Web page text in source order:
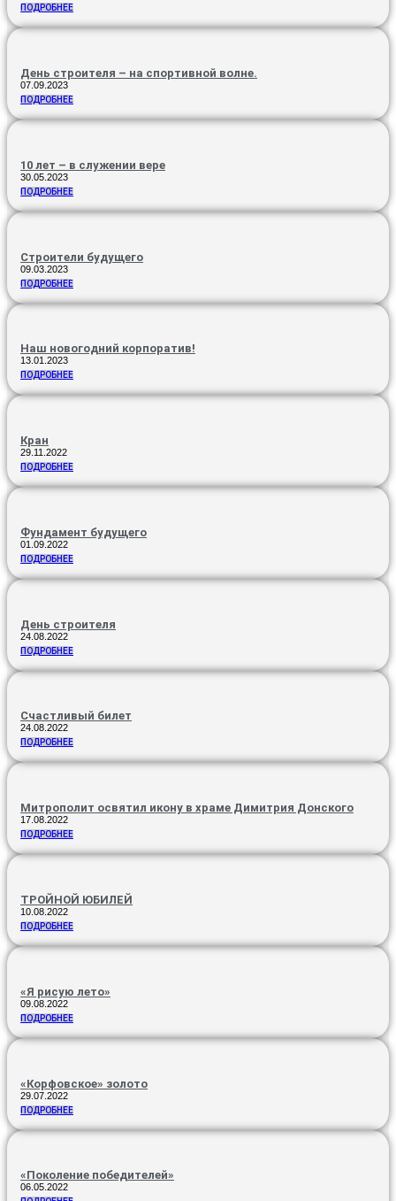
ПОДРОБНЕЕ
День строителя – на спортивной волне.
07.09.2023
ПОДРОБНЕЕ
10 лет – в служении вере
30.05.2023
ПОДРОБНЕЕ
Строители будущего
09.03.2023
ПОДРОБНЕЕ
Наш новогодний корпоратив!
13.01.2023
ПОДРОБНЕЕ
Кран
29.11.2022
ПОДРОБНЕЕ
Фундамент будущего
01.09.2022
ПОДРОБНЕЕ
День строителя
24.08.2022
ПОДРОБНЕЕ
Счастливый билет
24.08.2022
ПОДРОБНЕЕ
Митрополит освятил икону в храме Димитрия Донского
17.08.2022
ПОДРОБНЕЕ
ТРОЙНОЙ ЮБИЛЕЙ
10.08.2022
ПОДРОБНЕЕ
«Я рисую лето»
09.08.2022
ПОДРОБНЕЕ
«Корфовское» золото
29.07.2022
ПОДРОБНЕЕ
«Поколение победителей»
06.05.2022